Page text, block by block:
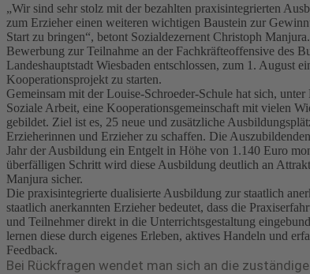
„Wir sind sehr stolz mit der bezahlten praxisintegrierten
zum Erzieher einen weiteren wichtigen Baustein zur
Start zu bringen“, betont Sozialdezernent Christoph
Bewerbung zur Teilnahme an der Fachkräfteoffensive des
Landeshauptstadt Wiesbaden entschlossen, zum 1. August
Kooperationsprojekt zu starten.
Gemeinsam mit der Louise-Schroeder-Schule hat sich,
Soziale Arbeit, eine Kooperationsgemeinschaft mit vielen
gebildet. Ziel ist es, 25 neue und zusätzliche
Erzieherinnen und Erzieher zu schaffen. Die
Jahr der Ausbildung ein Entgelt in Höhe von 1.140 Euro
überfälligen Schritt wird diese Ausbildung deutlich an
Manjura sicher.
Die praxisintegrierte dualisierte Ausbildung zur staatlich
staatlich anerkannten Erzieher bedeutet, dass die
und Teilnehmer direkt in die Unterrichtsgestaltung
lernen diese durch eigenes Erleben, aktives Handeln und
Feedback.
Bei Rückfragen wendet man sich an die